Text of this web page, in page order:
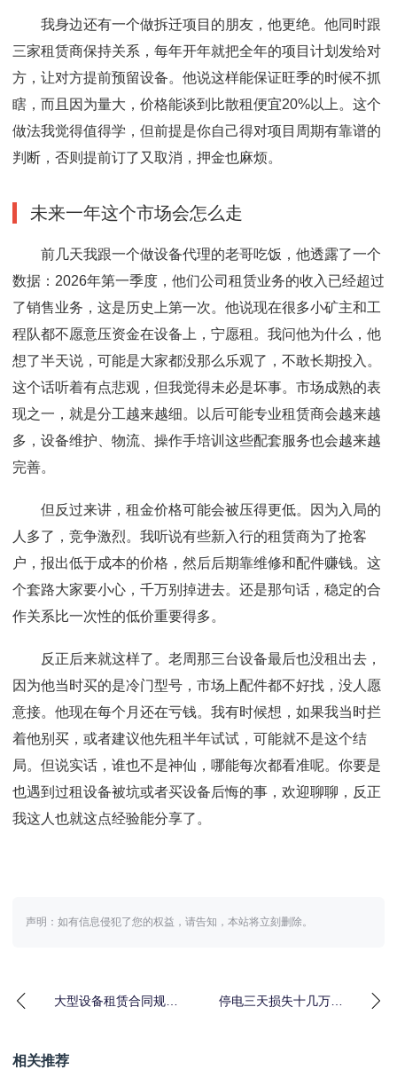
我身边还有一个做拆迁项目的朋友，他更绝。他同时跟
三家租赁商保持关系，每年开年就把全年的项目计划发给对
方，让对方提前预留设备。他说这样能保证旺季的时候不抓
瞎，而且因为量大，价格能谈到比散租便宜20%以上。这个
做法我觉得值得学，但前提是你自己得对项目周期有靠谱的
判断，否则提前订了又取消，押金也麻烦。
未来一年这个市场会怎么走
前几天我跟一个做设备代理的老哥吃饭，他透露了一个
数据：2026年第一季度，他们公司租赁业务的收入已经超过
了销售业务，这是历史上第一次。他说现在很多小矿主和工
程队都不愿意压资金在设备上，宁愿租。我问他为什么，他
想了半天说，可能是大家都没那么乐观了，不敢长期投入。
这个话听着有点悲观，但我觉得未必是坏事。市场成熟的表
现之一，就是分工越来越细。以后可能专业租赁商会越来越
多，设备维护、物流、操作手培训这些配套服务也会越来越
完善。
但反过来讲，租金价格可能会被压得更低。因为入局的
人多了，竞争激烈。我听说有些新入行的租赁商为了抢客
户，报出低于成本的价格，然后后期靠维修和配件赚钱。这
个套路大家要小心，千万别掉进去。还是那句话，稳定的合
作关系比一次性的低价重要得多。
反正后来就这样了。老周那三台设备最后也没租出去，
因为他当时买的是冷门型号，市场上配件都不好找，没人愿
意接。他现在每个月还在亏钱。我有时候想，如果我当时拦
着他别买，或者建议他先租半年试试，可能就不是这个结
局。但说实话，谁也不是神仙，哪能每次都看准呢。你要是
也遇到过租设备被坑或者买设备后悔的事，欢迎聊聊，反正
我这人也就这点经验能分享了。
声明：如有信息侵犯了您的权益，请告知，本站将立刻删除。
大型设备租赁合同规范
停电三天损失十几万
相关推荐